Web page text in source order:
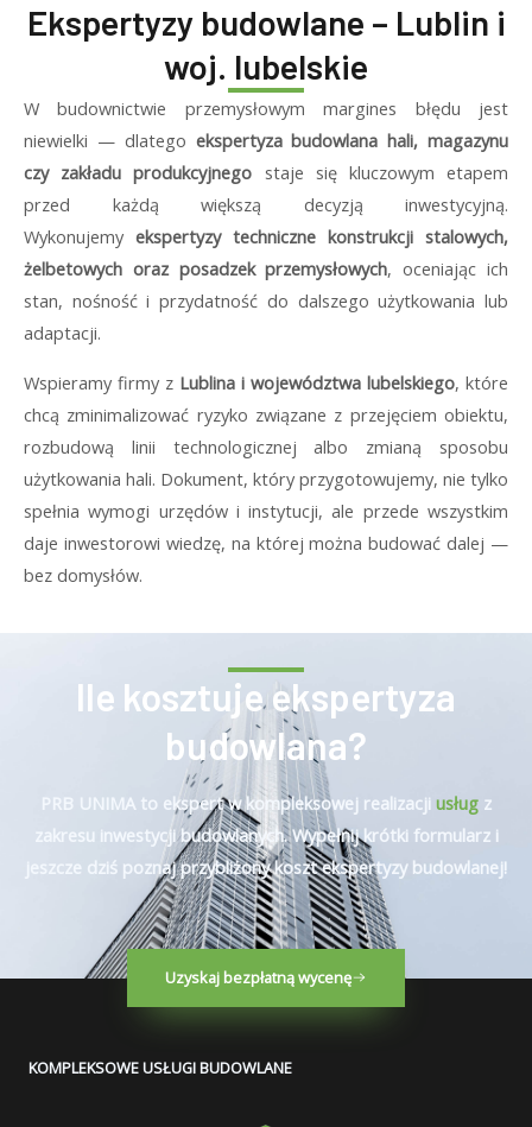
Ekspertyzy budowlane – Lublin i
woj. lubelskie
W budownictwie przemysłowym margines błędu jest
niewielki — dlatego ekspertyza budowlana hali, magazynu
czy zakładu produkcyjnego staje się kluczowym etapem
przed każdą większą decyzją inwestycyjną.
Wykonujemy ekspertyzy techniczne konstrukcji stalowych,
żelbetowych oraz posadzek przemysłowych, oceniając ich
stan, nośność i przydatność do dalszego użytkowania lub
adaptacji.
Wspieramy firmy z Lublina i województwa lubelskiego, które
chcą zminimalizować ryzyko związane z przejęciem obiektu,
rozbudową linii technologicznej albo zmianą sposobu
użytkowania hali. Dokument, który przygotowujemy, nie tylko
spełnia wymogi urzędów i instytucji, ale przede wszystkim
daje inwestorowi wiedzę, na której można budować dalej —
bez domysłów.
Ile kosztuje ekspertyza
budowlana?
PRB UNIMA to ekspert w kompleksowej realizacji usług z
zakresu inwestycji budowlanych. Wypełnij krótki formularz i
jeszcze dziś poznaj przybliżony koszt ekspertyzy budowlanej!
Uzyskaj bezpłatną wycenę
KOMPLEKSOWE USŁUGI BUDOWLANE